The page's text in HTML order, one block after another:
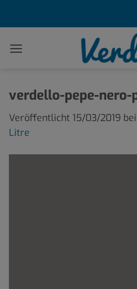
verdello-pepe-nero-
Veröffentlicht 15/03/2019 bei
Litre